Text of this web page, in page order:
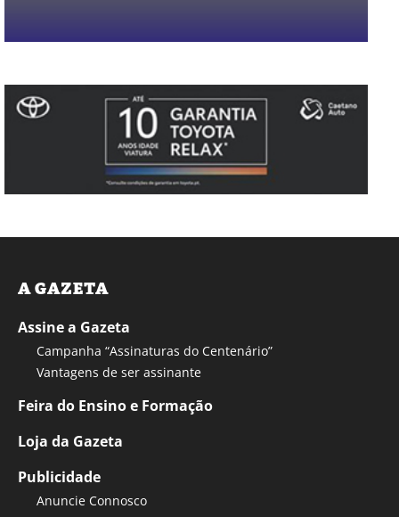
A GAZETA
Assine a Gazeta
Campanha “Assinaturas do Centenário”
Vantagens de ser assinante
Feira do Ensino e Formação
Loja da Gazeta
Publicidade
Anuncie Connosco